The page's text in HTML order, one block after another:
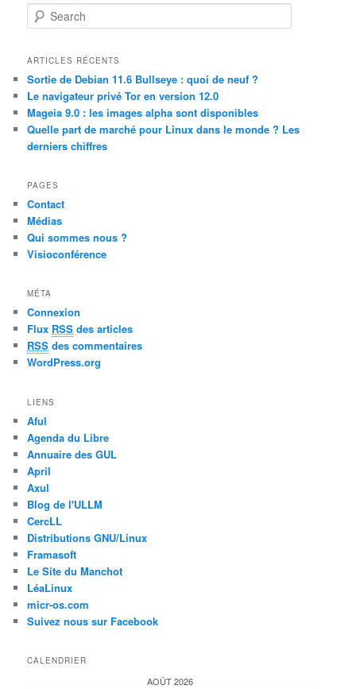
e
r
h
ARTICLES RÉCENTS
Sortie de Debian 11.6 Bullseye : quoi de neuf ?
Le navigateur privé Tor en version 12.0
Mageia 9.0 : les images alpha sont disponibles
Quelle part de marché pour Linux dans le monde ? Les
derniers chiffres
PAGES
Contact
Médias
Qui sommes nous ?
Visioconférence
MÉTA
Connexion
Flux RSS des articles
RSS des commentaires
WordPress.org
LIENS
Aful
Agenda du Libre
Annuaire des GUL
April
Axul
Blog de l'ULLM
CercLL
Distributions GNU/Linux
Framasoft
Le Site du Manchot
LéaLinux
micr-os.com
Suivez nous sur Facebook
CALENDRIER
AOÛT 2026